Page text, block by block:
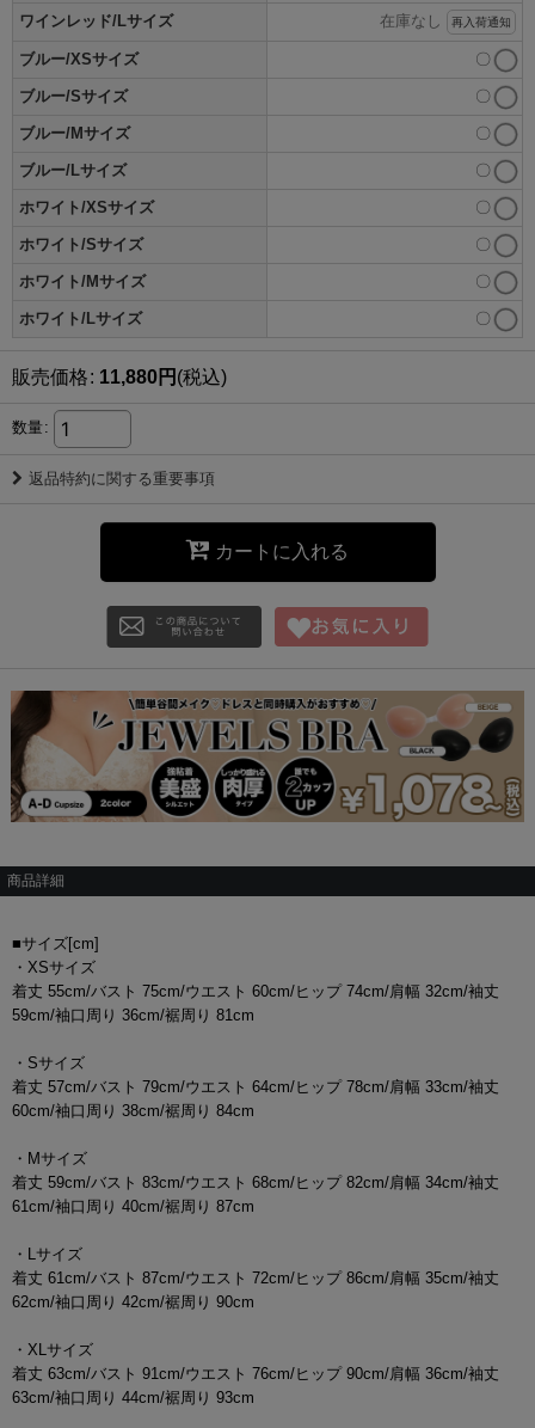
ワインレッド/Lサイズ 在庫なし 再入荷通知
ブルー/XSサイズ 〇
ブルー/Sサイズ 〇
ブルー/Mサイズ 〇
ブルー/Lサイズ 〇
ホワイト/XSサイズ 〇
ホワイト/Sサイズ 〇
ホワイト/Mサイズ 〇
ホワイト/Lサイズ 〇
販売価格: 11,880円 (税込)
数量:
返品特約に関する重要事項
カートに入れる
商品詳細
■サイズ[cm]
・XSサイズ
着丈 55cm/バスト 75cm/ウエスト 60cm/ヒップ 74cm/肩幅 32cm/袖丈
59cm/袖口周り 36cm/裾周り 81cm
・Sサイズ
着丈 57cm/バスト 79cm/ウエスト 64cm/ヒップ 78cm/肩幅 33cm/袖丈
60cm/袖口周り 38cm/裾周り 84cm
・Mサイズ
着丈 59cm/バスト 83cm/ウエスト 68cm/ヒップ 82cm/肩幅 34cm/袖丈
61cm/袖口周り 40cm/裾周り 87cm
・Lサイズ
着丈 61cm/バスト 87cm/ウエスト 72cm/ヒップ 86cm/肩幅 35cm/袖丈
62cm/袖口周り 42cm/裾周り 90cm
・XLサイズ
着丈 63cm/バスト 91cm/ウエスト 76cm/ヒップ 90cm/肩幅 36cm/袖丈
63cm/袖口周り 44cm/裾周り 93cm